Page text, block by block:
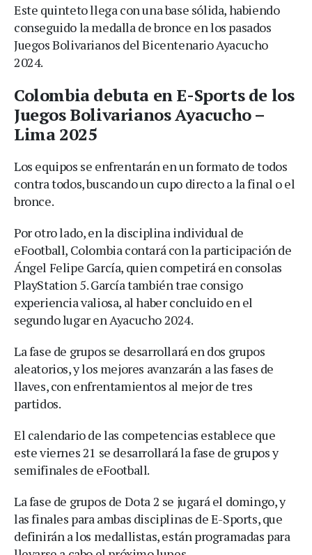
Este quinteto llega con una base sólida, habiendo
conseguido la medalla de bronce en los pasados
Juegos Bolivarianos del Bicentenario Ayacucho
2024.
Colombia debuta en E-Sports de los
Juegos Bolivarianos Ayacucho –
Lima 2025
Los equipos se enfrentarán en un formato de todos
contra todos, buscando un cupo directo a la final o el
bronce.
Por otro lado, en la disciplina individual de
eFootball, Colombia contará con la participación de
Ángel Felipe García, quien competirá en consolas
PlayStation 5. García también trae consigo
experiencia valiosa, al haber concluido en el
segundo lugar en Ayacucho 2024.
La fase de grupos se desarrollará en dos grupos
aleatorios, y los mejores avanzarán a las fases de
llaves, con enfrentamientos al mejor de tres
partidos.
El calendario de las competencias establece que
este viernes 21 se desarrollará la fase de grupos y
semifinales de eFootball.
La fase de grupos de Dota 2 se jugará el domingo, y
las finales para ambas disciplinas de E-Sports, que
definirán a los medallistas, están programadas para